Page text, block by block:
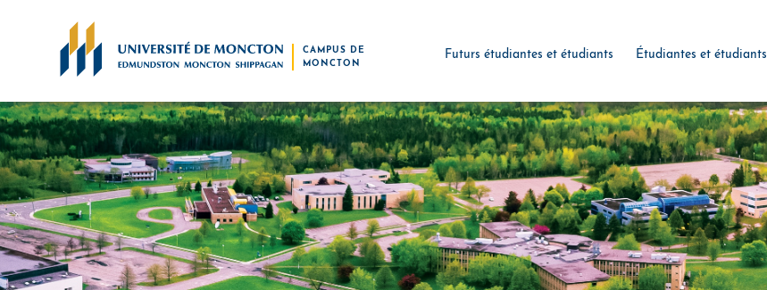
CAMPUS DE
MONCTON
Futurs étudiantes et étudiants Étudiantes et étudiants